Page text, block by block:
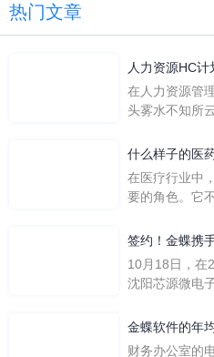
热门文章
人力资源HC计
在人力资源管
头雾水不知所
么呢？
什么样子的医
在医疗行业中
要的角色。它
一个好用的医
地
签约！金蝶携
先企业迈向世
10月18日，在
沈阳芯源微电
下简称“金蝶”
金蝶软件的年
财务办公室的